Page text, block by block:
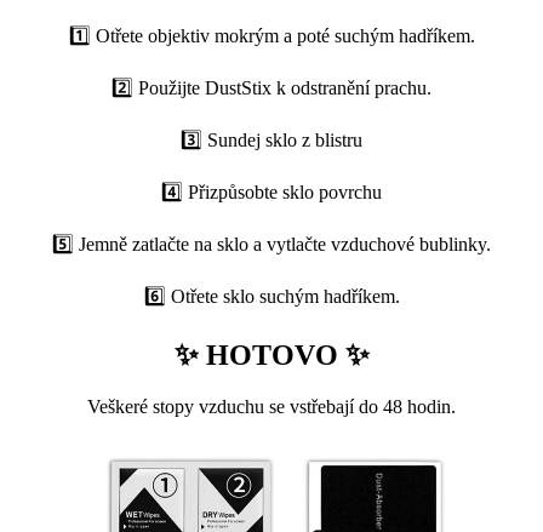
1️⃣ Otřete objektiv mokrým a poté suchým hadříkem.
2️⃣ Použijte DustStix k odstranění prachu.
3️⃣ Sundej sklo z blistru
4️⃣ Přizpůsobte sklo povrchu
5️⃣ Jemně zatlačte na sklo a vytlačte vzduchové bublinky.
6️⃣ Otřete sklo suchým hadříkem.
✨ HOTOVO ✨
Veškeré stopy vzduchu se vstřebají do 48 hodin.